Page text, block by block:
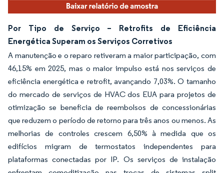
Por Tipo de Serviço – Retrofits de Eficiência
Energética Superam os Serviços Corretivos
A manutenção e o reparo retiveram a maior participação, com
46,15% em 2025, mas o maior impulso está nos serviços de
eficiência energética e retrofit, avançando 7,03%. O tamanho
do mercado de serviços de HVAC dos EUA para projetos de
otimização se beneficia de reembolsos de concessionárias
que reduzem o período de retorno para três anos ou menos. As
melhorias de controles crescem 6,50% à medida que os
edifícios migram de termostatos independentes para
plataformas conectadas por IP. Os serviços de instalação